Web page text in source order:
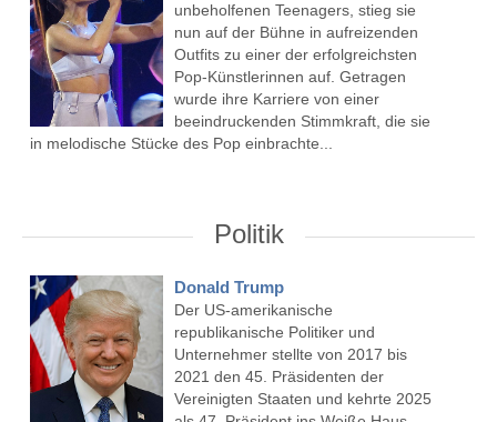
unbeholfenen Teenagers, stieg sie
nun auf der Bühne in aufreizenden
Outfits zu einer der erfolgreichsten
Pop-Künstlerinnen auf. Getragen
wurde ihre Karriere von einer
beeindruckenden Stimmkraft, die sie
in melodische Stücke des Pop einbrachte...
Politik
Donald Trump
Der US-amerikanische
republikanische Politiker und
Unternehmer stellte von 2017 bis
2021 den 45. Präsidenten der
Vereinigten Staaten und kehrte 2025